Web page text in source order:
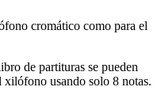
cromático como para el
de partituras se pueden
usando solo 8 notas.